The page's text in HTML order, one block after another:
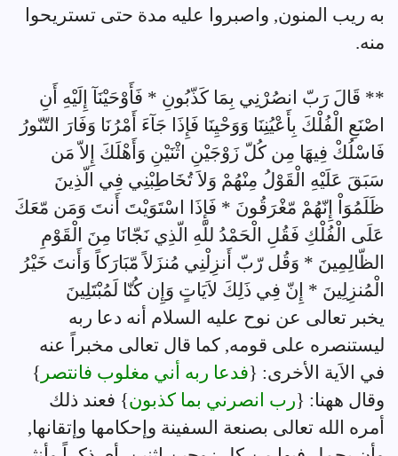
به ريب المنون, واصبروا عليه مدة حتى تستريحوا
منه.
** قَالَ رَبّ انصُرْنِي بِمَا كَذّبُونِ * فَأَوْحَيْنَآ إِلَيْهِ أَنِ
اصْنَعِ الْفُلْكَ بِأَعْيُنِنَا وَوَحْيِنَا فَإِذَا جَآءَ أَمْرُنَا وَفَارَ التّنّورُ
فَاسْلُكْ فِيهَا مِن كُلّ زَوْجَيْنِ اثْنَيْنِ وَأَهْلَكَ إِلاّ مَن
سَبَقَ عَلَيْهِ الْقَوْلُ مِنْهُمْ وَلاَ تُخَاطِبْنِي فِي الّذِينَ
ظَلَمُوَاْ إِنّهُمْ مّغْرَقُونَ * فَإِذَا اسْتَوَيْتَ أَنتَ وَمَن مّعَكَ
عَلَى الْفُلْكِ فَقُلِ الْحَمْدُ للّهِ الّذِي نَجّانَا مِنَ الْقَوْمِ
الظّالِمِينَ * وَقُل رّبّ أَنزِلْنِي مُنزَلاً مّبَارَكاً وَأَنتَ خَيْرُ
الْمُنزِلِينَ * إِنّ فِي ذَلِكَ لاَيَاتٍ وَإِن كُنّا لَمُبْتَلِينَ
يخبر تعالى عن نوح عليه السلام أنه دعا ربه
ليستنصره على قومه, كما قال تعالى مخبراً عنه
في الاَية الأخرى: {فدعا ربه أني مغلوب فانتصر }
وقال ههنا: {رب انصرني بما كذبون} فعند ذلك
أمره الله تعالى بصنعة السفينة وإحكامها وإتقانها,